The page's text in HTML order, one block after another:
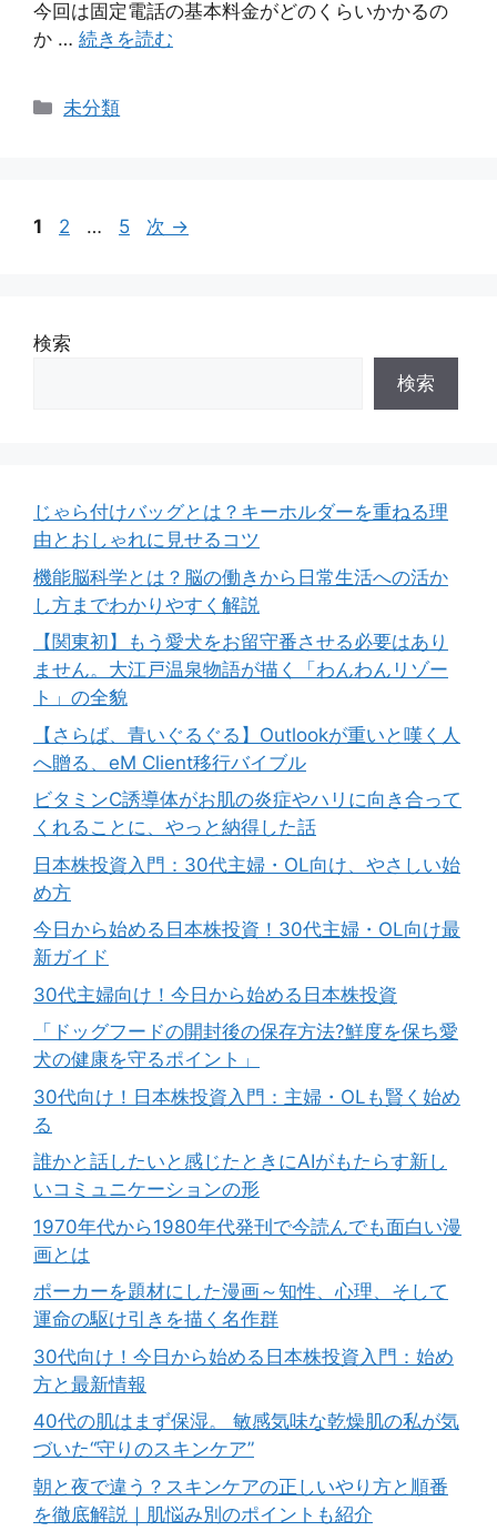
今回は固定電話の基本料金がどのくらいかかるの
か … 続きを読む
カ
ー
未分類
ペ
1
ペ
2 …
ペ
5 次 →
検索
検索
じゃら付けバッグとは？キーホルダーを重ねる理
由とおしゃれに見せるコツ
機能脳科学とは？脳の働きから日常生活への活か
し方までわかりやすく解説
【関東初】もう愛犬をお留守番させる必要はあり
ません。大江戸温泉物語が描く「わんわんリゾー
ト」の全貌
【さらば、青いぐるぐる】Outlookが重いと嘆く人
へ贈る、eM Client移行バイブル
ビタミンC誘導体がお肌の炎症やハリに向き合って
くれることに、やっと納得した話
日本株投資入門：30代主婦・OL向け、やさしい始
め方
今日から始める日本株投資！30代主婦・OL向け最
新ガイド
30代主婦向け！今日から始める日本株投資
「ドッグフードの開封後の保存方法?鮮度を保ち愛
犬の健康を守るポイント」
30代向け！日本株投資入門：主婦・OLも賢く始め
る
誰かと話したいと感じたときにAIがもたらす新し
いコミュニケーションの形
1970年代から1980年代発刊で今読んでも面白い漫
画とは
ポーカーを題材にした漫画～知性、心理、そして
運命の駆け引きを描く名作群
30代向け！今日から始める日本株投資入門：始め
方と最新情報
40代の肌はまず保湿。 敏感気味な乾燥肌の私が気
づいた“守りのスキンケア”
朝と夜で違う？スキンケアの正しいやり方と順番
を徹底解説｜肌悩み別のポイントも紹介